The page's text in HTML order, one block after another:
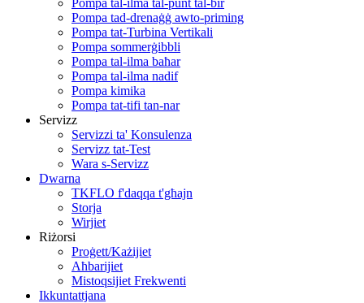
Pompa tal-ilma tal-punt tal-bir
Pompa tad-drenaġġ awto-priming
Pompa tat-Turbina Vertikali
Pompa sommerġibbli
Pompa tal-ilma baħar
Pompa tal-ilma nadif
Pompa kimika
Pompa tat-tifi tan-nar
Servizz
Servizzi ta' Konsulenza
Servizz tat-Test
Wara s-Servizz
Dwarna
TKFLO f'daqqa t'għajn
Storja
Wirjiet
Riżorsi
Proġett/Każijiet
Aħbarijiet
Mistoqsijiet Frekwenti
Ikkuntattjana